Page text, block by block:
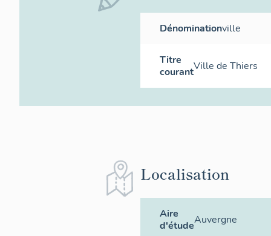
Dénominationville
Titre
courantVille de Thiers
Localisation
Aire
d'étudeAuvergne